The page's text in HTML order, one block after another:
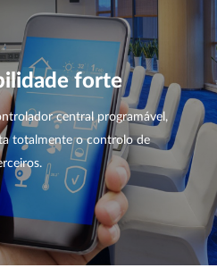
forte
central programável,
totalmente o controlo de